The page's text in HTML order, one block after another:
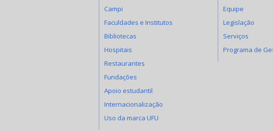
Campi
Faculdades e Institutos
Bibliotecas
Hospitais
Restaurantes
Fundações
Apoio estudantil
Internacionalização
Uso da marca UFU
Equipe
Legislação
Serviços
Programa de